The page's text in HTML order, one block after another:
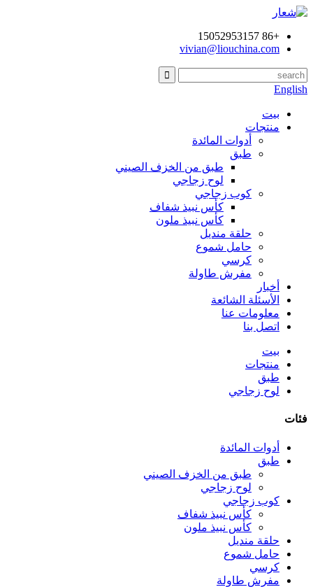
+86 15052953157
vivian@liouchina.com
English
بيت
منتجات
أدوات المائدة
طبق
طبق من الخزف الصيني
لوح زجاجي
كوب زجاجي
كأس نبيذ شفاف
كأس نبيذ ملون
حلقة منديل
حامل شموع
كرسي
مفرش طاولة
أخبار
الأسئلة الشائعة
معلومات عنا
اتصل بنا
بيت
منتجات
طبق
لوح زجاجي
فئات
أدوات المائدة
طبق
طبق من الخزف الصيني
لوح زجاجي
كوب زجاجي
كأس نبيذ شفاف
كأس نبيذ ملون
حلقة منديل
حامل شموع
كرسي
مفرش طاولة